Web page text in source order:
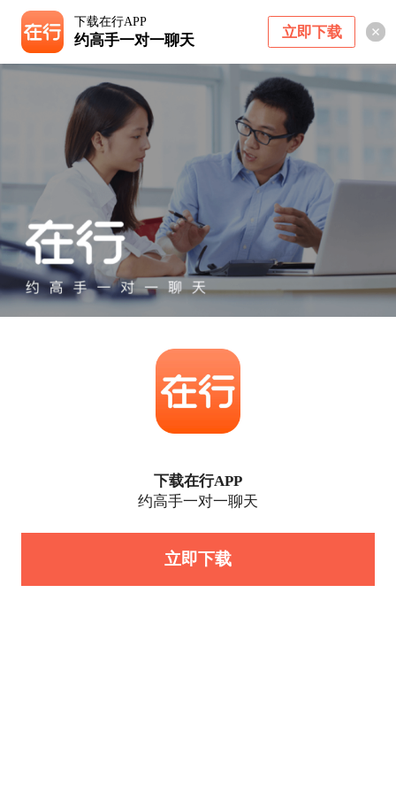
下载在行APP
约高手一对一聊天 立即下载
下载在行APP
约高手一对一聊天
立即下载